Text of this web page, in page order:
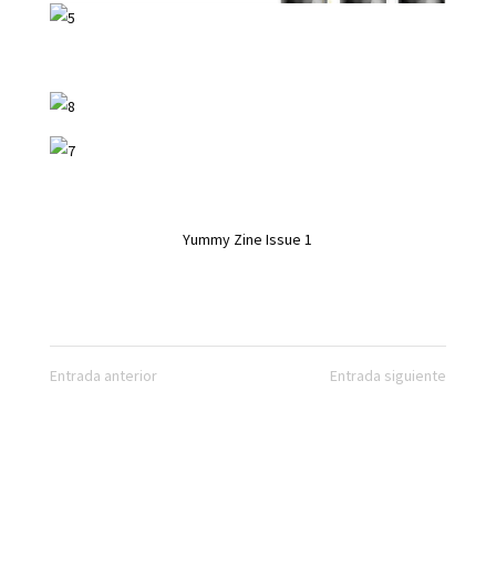
Yummy Zine Issue 1
Entrada anterior Entrada siguiente